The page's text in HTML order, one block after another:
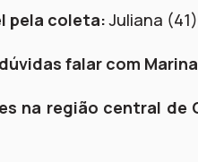
pela coleta:Juliana
falar com Marina
na região central de